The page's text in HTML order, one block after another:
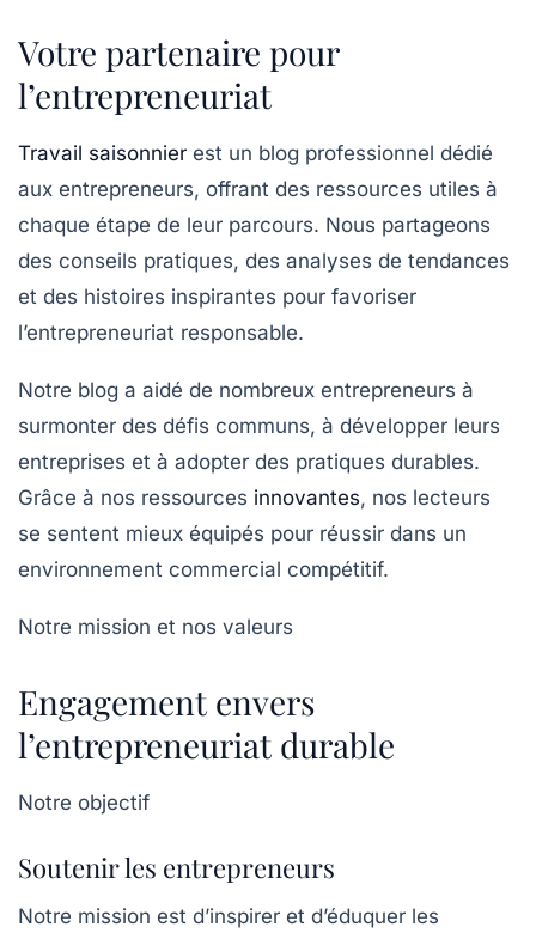
Votre partenaire pour
l’entrepreneuriat
Travail saisonnier est un blog professionnel dédié
aux entrepreneurs, offrant des ressources utiles à
chaque étape de leur parcours. Nous partageons
des conseils pratiques, des analyses de tendances
et des histoires inspirantes pour favoriser
l’entrepreneuriat responsable.
Notre blog a aidé de nombreux entrepreneurs à
surmonter des défis communs, à développer leurs
entreprises et à adopter des pratiques durables.
Grâce à nos ressources innovantes, nos lecteurs
se sentent mieux équipés pour réussir dans un
environnement commercial compétitif.
Notre mission et nos valeurs
Engagement envers
l’entrepreneuriat durable
Notre objectif
Soutenir les entrepreneurs
Notre mission est d’inspirer et d’éduquer les